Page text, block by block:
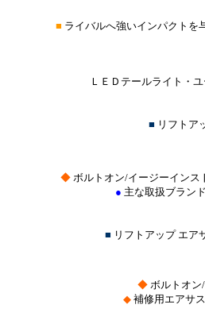
■ ライバルへ強いインパクト
ＬＥＤテールライト・
■ リフト
◆ボルトオン/イージーインス
● 主な取扱ブラン
■ リフトアップ エ
◆ボルトオン
◆ 補修用エアサ